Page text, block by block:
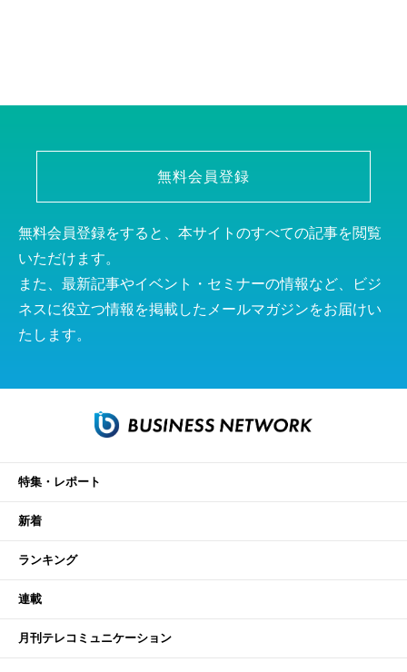
無料会員登録
無料会員登録をすると、本サイトのすべての記事を閲覧
いただけます。
また、最新記事やイベント・セミナーの情報など、ビジ
ネスに役立つ情報を掲載したメールマガジンをお届けい
たします。
特集・レポート
新着
ランキング
連載
月刊テレコミュニケーション